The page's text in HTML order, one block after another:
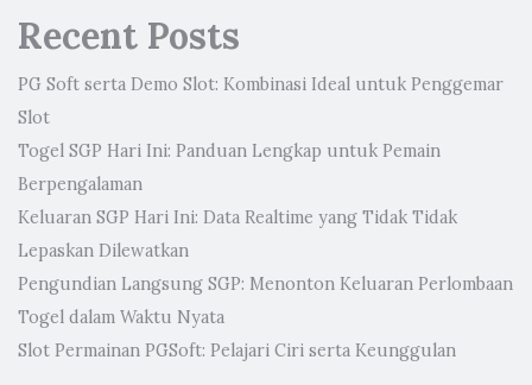
Recent Posts
PG Soft serta Demo Slot: Kombinasi Ideal untuk Penggemar
Slot
Togel SGP Hari Ini: Panduan Lengkap untuk Pemain
Berpengalaman
Keluaran SGP Hari Ini: Data Realtime yang Tidak Tidak
Lepaskan Dilewatkan
Pengundian Langsung SGP: Menonton Keluaran Perlombaan
Togel dalam Waktu Nyata
Slot Permainan PGSoft: Pelajari Ciri serta Keunggulan